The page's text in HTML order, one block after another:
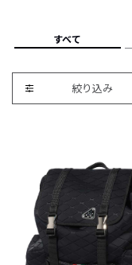
すべて
絞り込み